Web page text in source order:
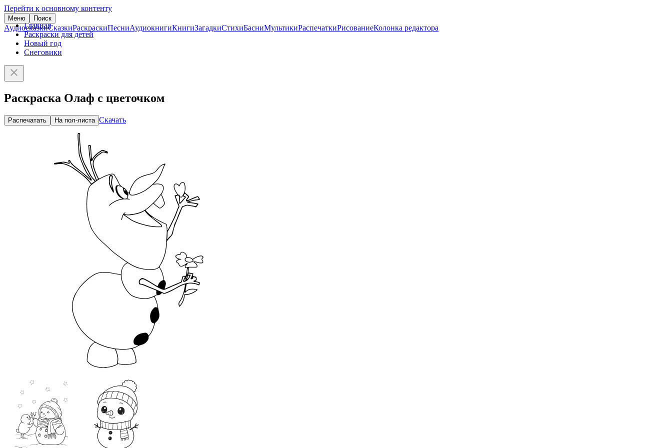
Перейти к основному контенту
Меню Поиск
АудиосказкиСказкиРаскраскиПесниАудиокнигиКнигиЗагадкиСтихиБасниМультикиРаспечаткиРисованиеКолонка редактора
Главная
Раскраски для детей
Новый год
Снеговики
Раскраска Олаф с цветочком
Распечатать На пол-листа Скачать